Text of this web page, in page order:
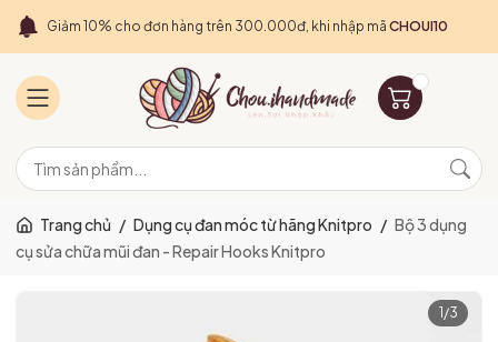
Giảm 10% cho đơn hàng trên 300.000đ, khi nhập mã CHOUI10
Trang chủ / Dụng cụ đan móc từ hãng Knitpro / Bộ 3 dụng
cụ sửa chữa mũi đan - Repair Hooks Knitpro
1 /3